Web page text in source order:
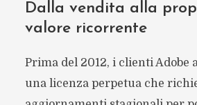
Dalla vendita alla
valore ricorrente
Prima del 2012, i clienti Adobe
una licenza perpetua che